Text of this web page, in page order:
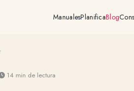
ManualesPlanificaBlog
14 min de lectura